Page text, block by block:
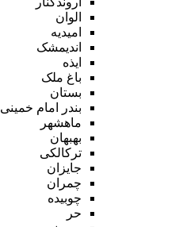
الوان
امیدیه
اندیمشک
ایذه
باغ ملک
بستان
بندر امام خمینی
ماهشهر
بهبهان
ترکالکی
جایزان
چمران
چوبیده
حر